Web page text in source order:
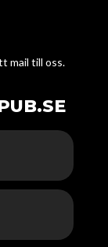
mail till oss.